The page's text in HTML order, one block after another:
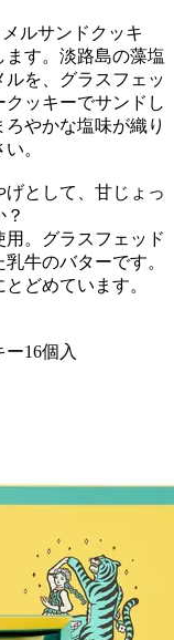
ルサンドクッキ
ます。淡路島の藻塩
を、グラスフェッ
クッキーでサンドし
やかな塩味が織り
。
として、甘じょっ
。グラスフェッド
牛のバターです。
どめています。
16個入